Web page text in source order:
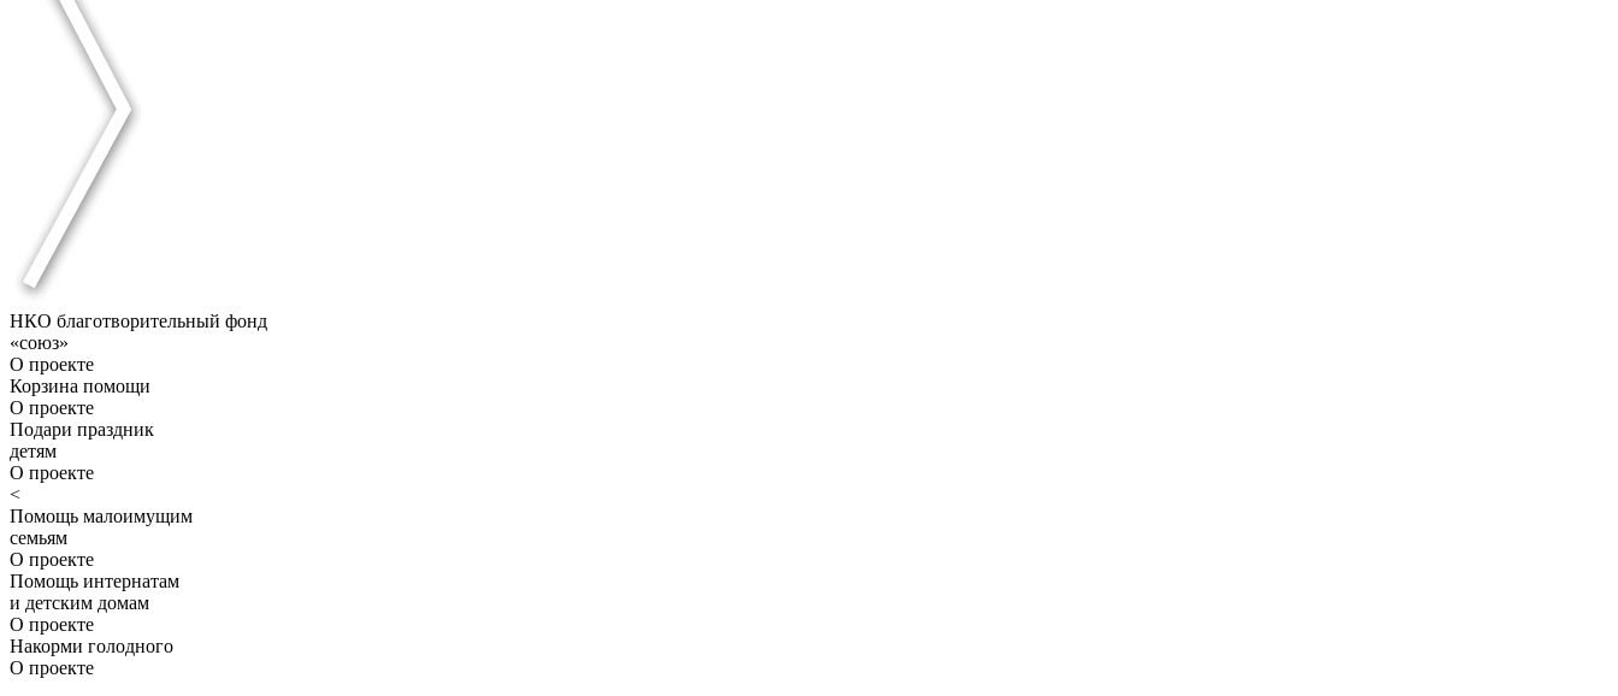
НКО благотворительный фонд
«союз»
О проекте
Корзина помощи
О проекте
Подари праздник
детям
О проекте
<
Помощь малоимущим
семьям
О проекте
Помощь интернатам
и детским домам
О проекте
Накорми голодного
О проекте